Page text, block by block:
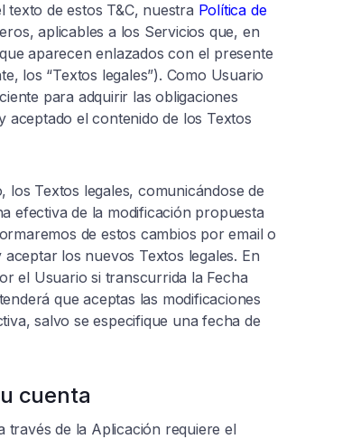
texto de estos T&C, nuestra Política de
aplicables a los Servicios que, en
aparecen enlazados con el presente
los “Textos legales”). Como Usuario
para adquirir las obligaciones
aceptado el contenido de los Textos
Textos legales, comunicándose de
efectiva de la modificación propuesta
de estos cambios por email o
los nuevos Textos legales. En
el Usuario si transcurrida la Fecha
que aceptas las modificaciones
salvo se especifique una fecha de
cuenta
de la Aplicación requiere el